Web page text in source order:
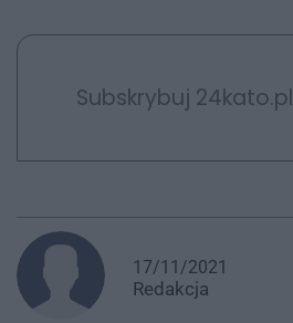
Subskrybuj 24kato.pl
17/11/2021
Redakcja